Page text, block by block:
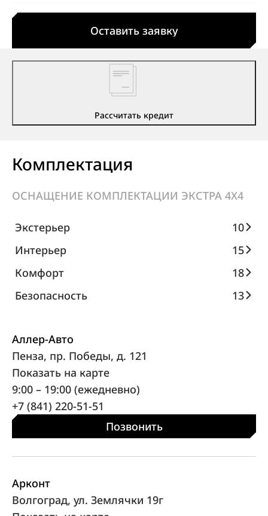
Оставить заявку
Рассчитать кредит
Комплектация
ОСНАЩЕНИЕ КОМПЛЕКТАЦИИ ЭКСТРА 4X4
Экстерьер
10
Интерьер
15
Комфорт
18
Безопасность
13
Аллер-Авто
Пенза, пр. Победы, д. 121
Показать на карте
9:00 – 19:00 (ежедневно)
+7 (841) 220-51-51
Позвонить
Арконт
Волгоград, ул. Землячки 19г